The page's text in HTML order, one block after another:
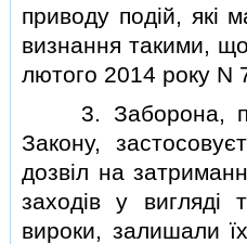
приводу подiй, якi
визнання такими,
лютого 2014 року N
3. Заборона,
Закону,
дозвiл на
заходiв у виглядi
вироки, залишали